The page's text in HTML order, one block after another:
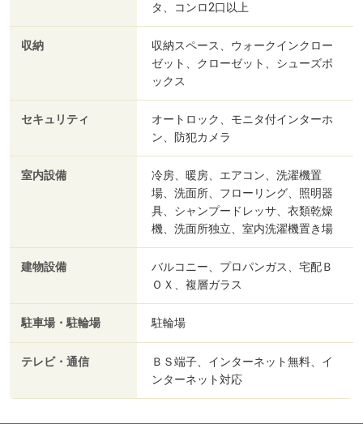
タ、コンロ2口以上
収納
収納スペース、ウォークインクロー
ゼット、クローゼット、シューズボ
ックス
セキュリティ
オートロック、モニタ付インターホ
ン、防犯カメラ
室内設備
冷房、暖房、エアコン、洗濯機置
場、洗面所、フローリング、照明器
具、シャンプードレッサ、衣類乾燥
機、洗面所独立、室内洗濯機置き場
建物設備
バルコニー、プロパンガス、宅配Ｂ
ＯＸ、複層ガラス
駐車場・駐輪場 駐輪場
テレビ・通信
ＢＳ端子、インターネット無料、イ
ンターネット対応